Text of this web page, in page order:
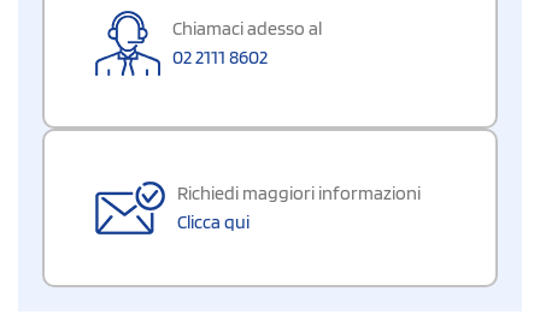
Chiamaci adesso al
02 2111 8602
Richiedi maggiori informazioni
Clicca qui